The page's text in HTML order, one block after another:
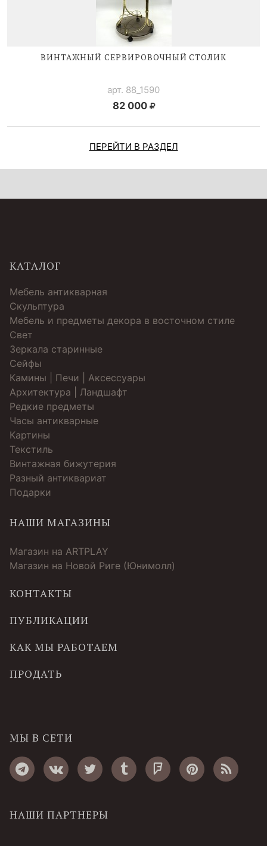
ВИНТАЖНЫЙ СЕРВИРОВОЧНЫЙ СТОЛИК
арт. 88_1590
82 000
ПЕРЕЙТИ В РАЗДЕЛ
КАТАЛОГ
Мебель антикварная
Скульптура
Мебель и предметы декора в восточном стиле
Свет
Зеркала старинные
Cейфы
Камины | Печи | Аксессуары
Архитектура | Ландшафт
Редкие предметы
Часы антикварные
Картины
Текстиль
Винтажная бижутерия
Разный антиквариат
Подарки
НАШИ МАГАЗИНЫ
Магазин на ARTPLAY
Магазин на Новой Риге (Юнимолл)
КОНТАКТЫ
ПУБЛИКАЦИИ
КАК МЫ РАБОТАЕМ
ПРОДАТЬ
МЫ В СЕТИ
НАШИ ПАРТНЕРЫ